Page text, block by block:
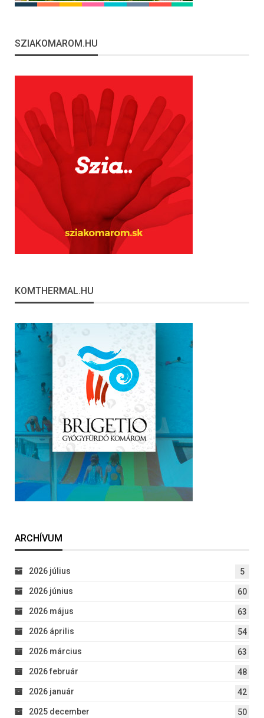
SZIAKOMAROM.HU
KOMTHERMAL.HU
ARCHÍVUM
2026 július 5
2026 június 60
2026 május 63
2026 április 54
2026 március 63
2026 február 48
2026 január 42
2025 december 50